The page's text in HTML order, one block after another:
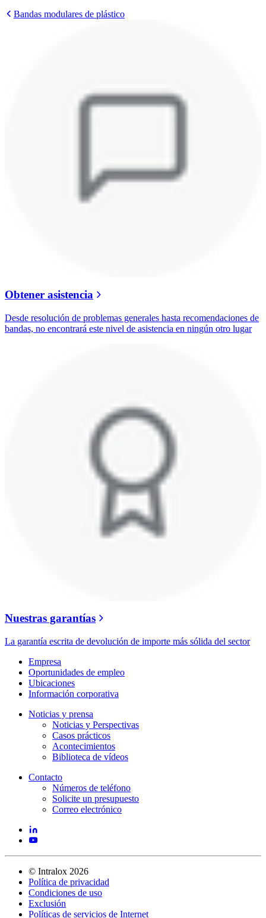
Bandas modulares de plástico
Obtener asistencia
Desde resolución de problemas generales hasta recomendaciones de
bandas, no encontrará este nivel de asistencia en ningún otro lugar
Nuestras garantías
La garantía escrita de devolución de importe más sólida del sector
Empresa
Oportunidades de empleo
Ubicaciones
Información corporativa
Noticias y prensa
Noticias y Perspectivas
Casos prácticos
Acontecimientos
Biblioteca de vídeos
Contacto
Números de teléfono
Solicite un presupuesto
Correo electrónico
© Intralox 2026
Política de privacidad
Condiciones de uso
Exclusión
Políticas de servicios de Internet